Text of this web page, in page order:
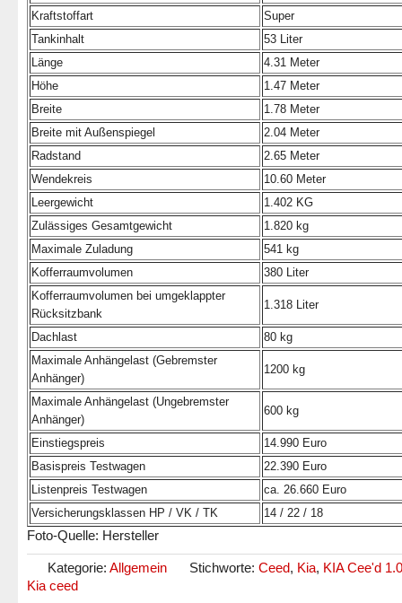
Kraftstoffart
Super
Tankinhalt
53 Liter
Länge
4.31 Meter
Höhe
1.47 Meter
Breite
1.78 Meter
Breite mit Außenspiegel
2.04 Meter
Radstand
2.65 Meter
Wendekreis
10.60 Meter
Leergewicht
1.402 KG
Zulässiges Gesamtgewicht
1.820 kg
Maximale Zuladung
541 kg
Kofferraumvolumen
380 Liter
Kofferraumvolumen bei umgeklappter
Rücksitzbank
1.318 Liter
Dachlast
80 kg
Maximale Anhängelast (Gebremster
Anhänger)
1200 kg
Maximale Anhängelast (Ungebremster
Anhänger)
600 kg
Einstiegspreis
14.990 Euro
Basispreis Testwagen
22.390 Euro
Listenpreis Testwagen
ca. 26.660 Euro
Versicherungsklassen HP / VK / TK
14 / 22 / 18
Foto-Quelle: Hersteller
Kategorie: Allgemein Stichworte: Ceed, Kia, KIA Cee'd
Kia ceed